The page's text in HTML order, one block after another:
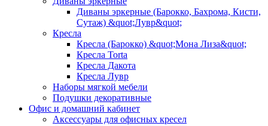
Диваны эркерные (Барокко, Бахрома, Кисти,
Сутаж) &quot;Лувр&quot;
Кресла
Кресла (Барокко) &quot;Мона Лиза&quot;
Кресла Torta
Кресла Дакота
Кресла Лувр
Наборы мягкой мебели
Подушки декоративные
Офис и домашний кабинет
Аксессуары для офисных кресел